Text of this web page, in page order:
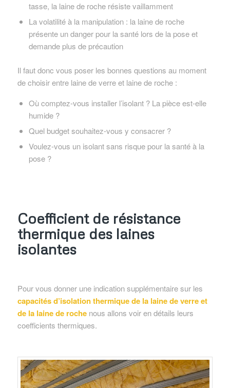
tasse, la laine de roche résiste vaillamment
La volatilité à la manipulation : la laine de roche
présente un danger pour la santé lors de la pose et
demande plus de précaution
Il faut donc vous poser les bonnes questions au moment
de choisir entre laine de verre et laine de roche :
Où comptez-vous installer l’isolant ? La pièce est-elle
humide ?
Quel budget souhaitez-vous y consacrer ?
Voulez-vous un isolant sans risque pour la santé à la
pose ?
Coefficient de résistance
thermique des laines
isolantes
Pour vous donner une indication supplémentaire sur les
capacités d’isolation thermique de la laine de verre et
de la laine de rochenous allons voir en détails leurs
coefficients thermiques.